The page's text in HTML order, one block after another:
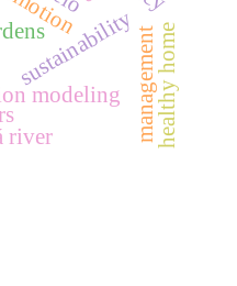
sustainability
modeling management
river
healthy home